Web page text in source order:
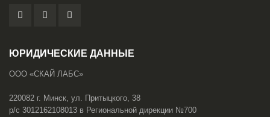
ЮРИДИЧЕСКИЕ ДАННЫЕ
ООО «СКАЙ ЛАБС»
220082 г. Минск, ул. Притыцкого, 38
р/с 3012162108013 в Региональной дирекции №700